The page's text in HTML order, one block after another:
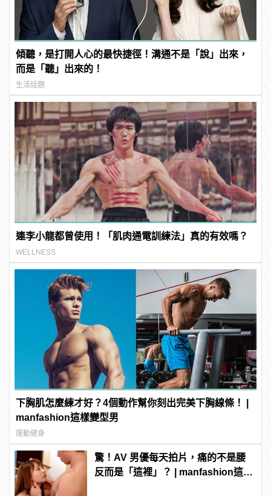
傾聽，是打開人心的最快捷徑！溝通不是「說」出來，
而是「聽」出來的！
生活話題
連李小龍都曾使用！「肌肉通電訓練法」真的有效嗎？
WELLNESS
下胸肌怎麼練才好？4個動作幫你刻出完美下胸線條！ |
manfashion這樣變型男
運動健身
驚！AV 男優每天拍片，痛的不是腰
反而是「這裡」？ | manfashion這樣